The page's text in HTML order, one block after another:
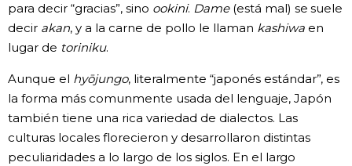
Tokio
Avisos
para decir “gracias”, sino ookini. Dame(está mal) se suele
decir akan, y a la carne de pollo le llaman kashiwaen
lugar de toriniku.
Aunque el hyōjungo, literalmente “japonés estándar”, es
la forma más comunmente usada del lenguaje, Japón
también tiene una rica variedad de dialectos. Las
culturas locales florecieron y desarrollaron distintas
peculiaridades a lo largo de los siglos. En el largo